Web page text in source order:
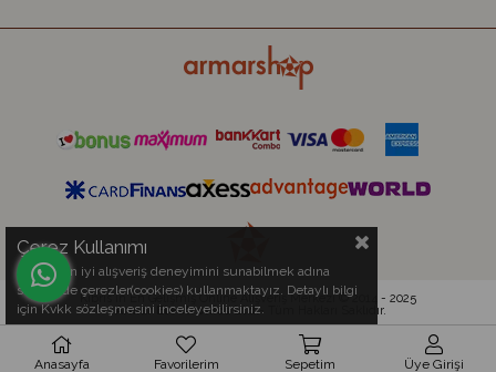
Kıbrıs'ın En Gelişmiş Online Alışveriş Merkezi © 2014 - 2025
Armar Electronics Ltd.- Tüm Hakları Saklıdır.
Çerez Kullanımı
Sizlere en iyi alışveriş deneyimini sunabilmek adına
sitemizde çerezler(cookies) kullanmaktayız. Detaylı bilgi
için Kvkk sözleşmesini inceleyebilirsiniz.
Anasayfa Favorilerim Sepetim Üye Girişi